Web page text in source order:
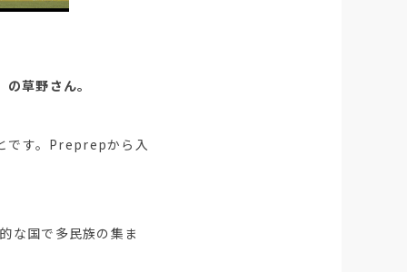
草野さん。
です。Preprepから入
な国で多民族の集ま